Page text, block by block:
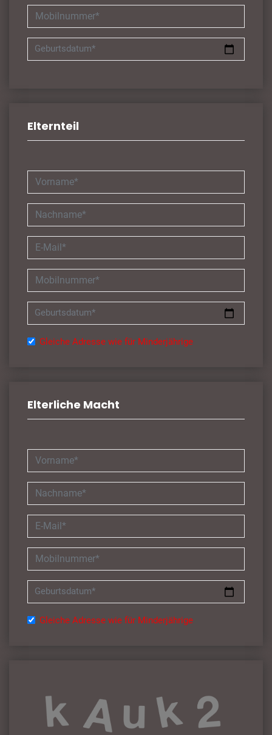
Geburtsdatum*
Elternteil
Geburtsdatum*
Gleiche Adresse wie für Minderjährige
Elterliche Macht
Geburtsdatum*
Gleiche Adresse wie für Minderjährige